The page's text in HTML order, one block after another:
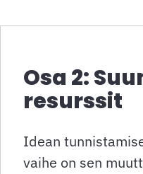
Osa 2:
resurssit
Idean
vaihe on sen